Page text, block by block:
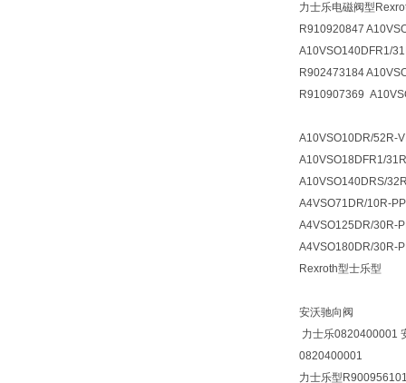
力士乐电磁阀型
R910920847
A10VSO140DFR1/
R902473184
R910907369
A10VSO10DR/52R-
A10VSO18DFR1/
A10VSO140DRS/
A4VSO71DR/10R-
A4VSO125DR/30R-
A4VSO180DR/30R-
Rexroth型士乐型
安沃驰向阀
力士乐0820400001
0820400001
力士乐型